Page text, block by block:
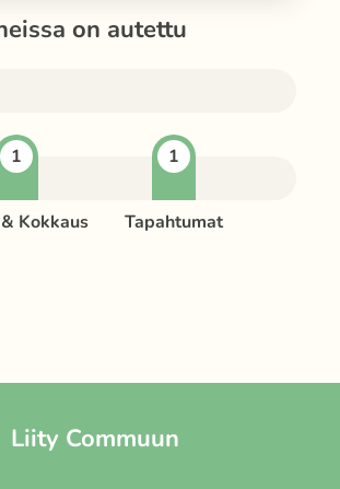
on autettu
1
Kokkaus
1
Tapahtumat
Liity Commuun